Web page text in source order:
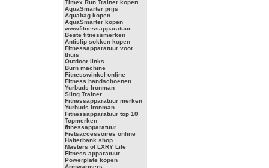
Timex Run Trainer kopen
AquaSmarter prijs
Aquabag kopen
AquaSmarter kopen
wwwfitnessapparatuur
Beste fitnessmerken
Antislip sokken kopen
Fitnessapparatuur voor
thuis
Outdoor links
Burn machine
Fitnesswinkel online
Fitness handschoenen
Yurbuds Ironman
Sling Trainer
Fitnessapparatuur merken
Yurbuds Ironman
Fitnessapparatuur top 10
Topmerken
fitnessapparatuur
Fietsaccessoires online
Halterbank shop
Masters of LXRY Life
Fitness apparatuur
Powerplate kopen
Armwarmers